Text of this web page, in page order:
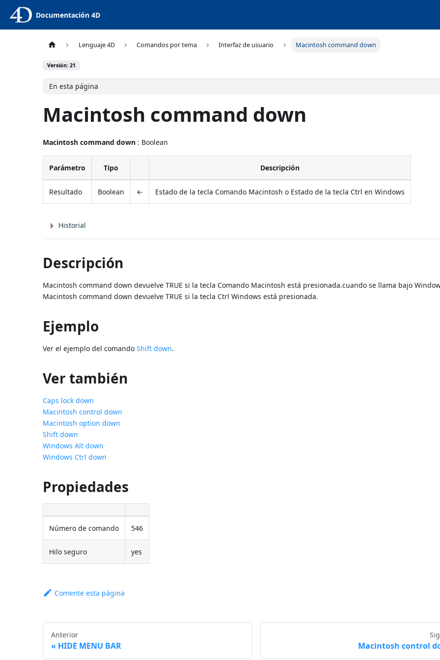
Documentación 4D
Lenguaje 4D Comandos por tema Interfaz de usuario Macintosh command down
Versión: 21
En esta página
Macintosh command down
Macintosh command down : Boolean
Parámetro Tipo Descripción
Resultado Boolean ← Estado de la tecla Comando Macintosh o Estado de la tecla Ctrl en Windows
Historial
Descripción
Macintosh command down devuelve TRUE si la tecla Comando Macintosh está presionada.cuando se llama bajo
Macintosh command down devuelve TRUE si la tecla Ctrl Windows está presionada.
Ejemplo
Ver el ejemplo del comandoShift down.
Ver también
Caps lock down
Macintosh control down
Macintosh option down
Shift down
Windows Alt down
Windows Ctrl down
Propiedades
Número de comando 546
Hilo seguro yes
Comente esta página
Anterior
HIDE MENU BAR Macintosh control